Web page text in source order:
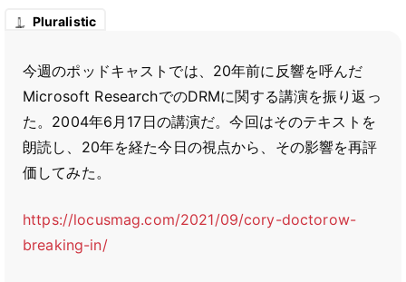
Pluralistic
今週のポッドキャストでは、20年前に反響を呼んだ
Microsoft ResearchでのDRMに関する講演を振り返っ
た。2004年6月17日の講演だ。今回はそのテキストを
朗読し、20年を経た今日の視点から、その影響を再評
価してみた。
https://locusmag.com/2021/09/cory-doctorow-
breaking-in/